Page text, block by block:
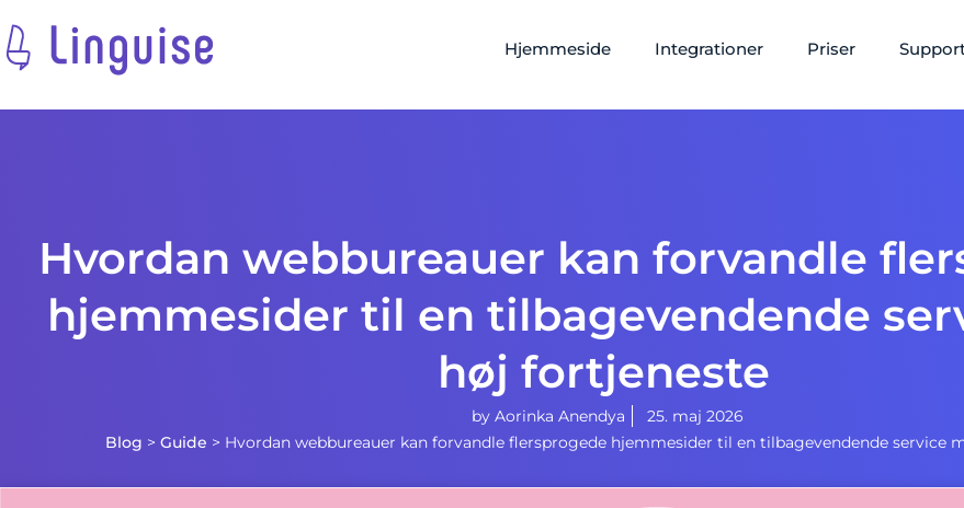
Hjemmeside Integrationer Priser
Hvordan webbureauer kan forvandle
hjemmesider til en tilbagevendende
høj fortjeneste
by Aorinka Anendya
25. maj 2026
Blog > Guide > Hvordan webbureauer kan forvandle flersprogede hjemmesider til en tilbagevendende service